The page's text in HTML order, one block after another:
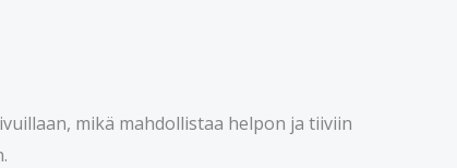
mikä mahdollistaa helpon ja tiiviin